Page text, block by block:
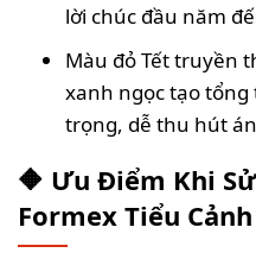
lời chúc đầu năm
Màu đỏ Tết truyền
xanh ngọc tạo tổng
trọng, dễ thu hút
🔶 Ưu Điểm Khi
Formex Tiểu Cảnh